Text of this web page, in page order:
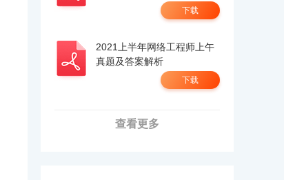
下载
2021上半年网络工程师上午
真题及答案解析
下载
查看更多